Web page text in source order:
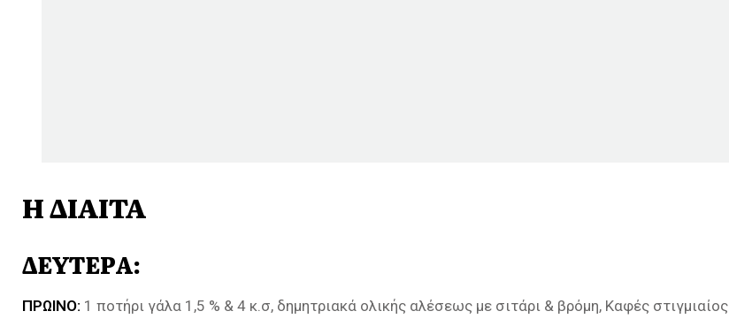
Η ΔΙΑΙΤΑ
ΔΕΥΤΕΡΑ:
ΠΡΩΙΝΟ: 1 ποτήρι γάλα 1,5 % & 4 κ.σ, δημητριακά ολικής αλέσεως με σιτάρι & βρόμη, Καφές στιγμιαίος